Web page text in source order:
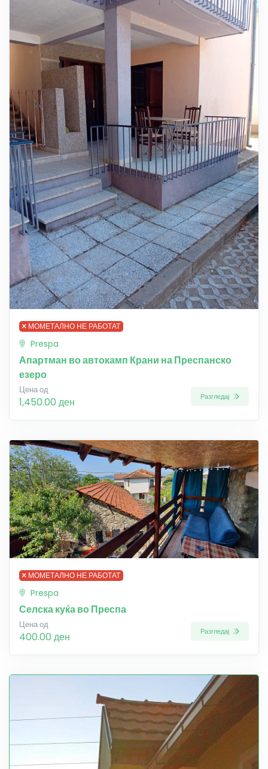
МОМЕТАЛНО НЕ РАБОТАТ
Prespa
Апартман во автокамп Крани на Преспанско
езеро
Цена од
1,450.00 ден Разгледај
МОМЕТАЛНО НЕ РАБОТАТ
Prespa
Селска куќа во Преспа
Цена од
400.00 ден Разгледај